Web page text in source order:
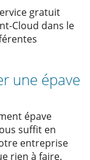
gratuit
Cloud dans le
une épave
épave
suffit en
entreprise
rien à faire.